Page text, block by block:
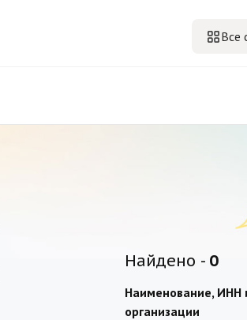
Все
Найдено - 0
Наименование, ИНН
организации